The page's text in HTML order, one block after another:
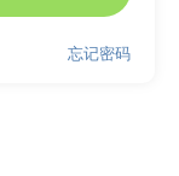
忘记密码